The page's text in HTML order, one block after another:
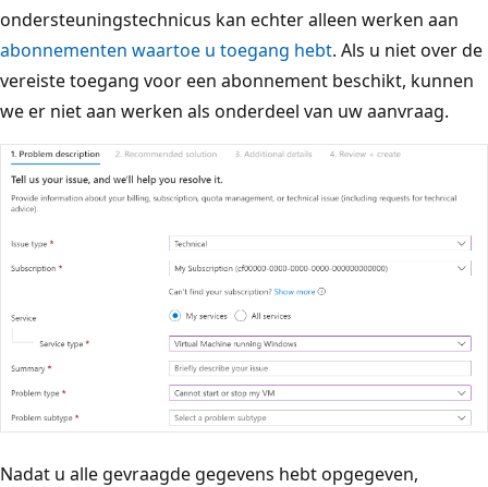
ondersteuningstechnicus kan echter alleen werken aan
abonnementen waartoe u toegang hebt. Als u niet over de
vereiste toegang voor een abonnement beschikt, kunnen
we er niet aan werken als onderdeel van uw aanvraag.
Nadat u alle gevraagde gegevens hebt opgegeven,